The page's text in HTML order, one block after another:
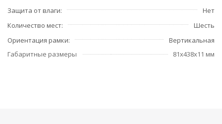
Защита от влаги
Нет
Количество мест
Шесть
Ориентация рамки
Вертикальная
Габаритные размеры
81x438x11 мм